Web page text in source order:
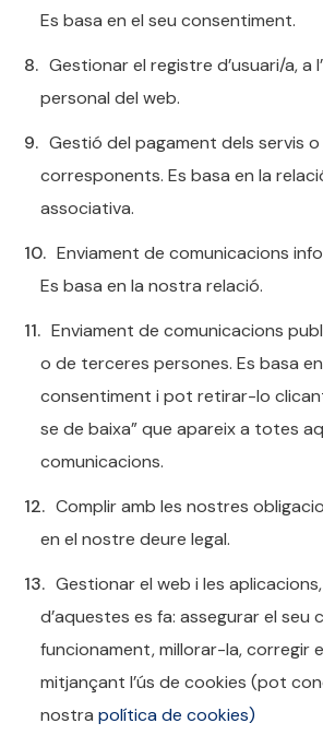
Es basa en el seu consentiment.
Gestionar el registre d’usuari/a, a
personal del web.
Gestió del pagament dels servis
corresponents. Es basa en la
associativa.
Enviament de comunicacions
Es basa en la nostra relació.
Enviament de comunicacions
o de terceres persones. Es basa
consentiment i pot retirar-lo
se de baixa” que apareix a totes
comunicacions.
Complir amb les nostres
en el nostre deure legal.
Gestionar el web i les aplicacions,
d’aquestes es fa: assegurar el seu
funcionament, millorar-la, corregir
mitjançant l’ús de cookies (pot
nostra política de cookies)